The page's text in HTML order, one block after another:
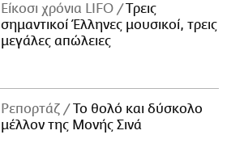
Είκοσι χρόνια LIFO
Tρεις
σημαντικοί Έλληνες μουσικοί, τρεις
μεγάλες απώλειες
Ρεπορτάζ
Το θολό και δύσκολο
μέλλον της Μονής Σινά